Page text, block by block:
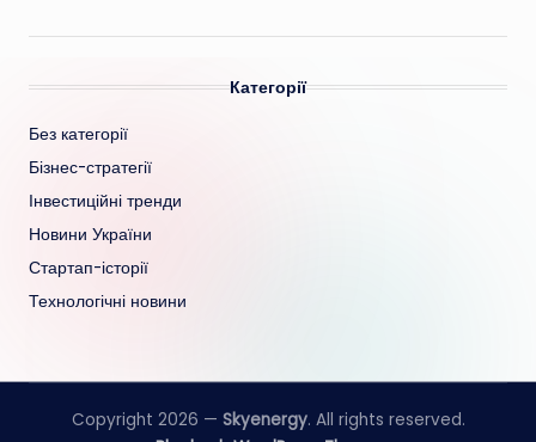
Категорії
Без категорії
Бізнес-стратегії
Інвестиційні тренди
Новини України
Стартап-історії
Технологічні новини
Copyright 2026 — Skyenergy. All rights reserved.